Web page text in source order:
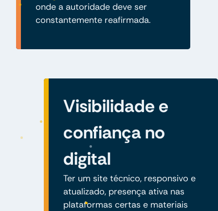
onde a autoridade deve ser
constantemente reafirmada.
Visibilidade e
confiança no
digital
Ter um site técnico, responsivo e
atualizado, presença ativa nas
plataformas certas e materiais